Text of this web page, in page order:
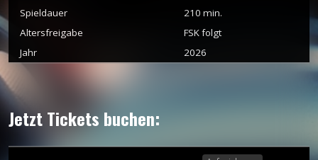
Spieldauer
210 min.
Altersfreigabe
FSK folgt
Jahr
2026
Jetzt Tickets buchen: